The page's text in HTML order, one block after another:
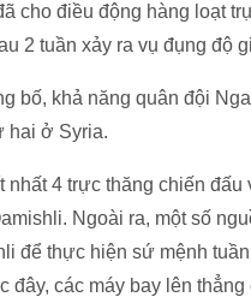
cho điều động hàng loạt
2 tuần xảy ra vụ đụng độ
bố, khả năng quân đội
hai ở Syria.
4 trực thăng chiến
Ngoài ra, một số
để thực hiện sứ mệnh
đây, các máy bay lên